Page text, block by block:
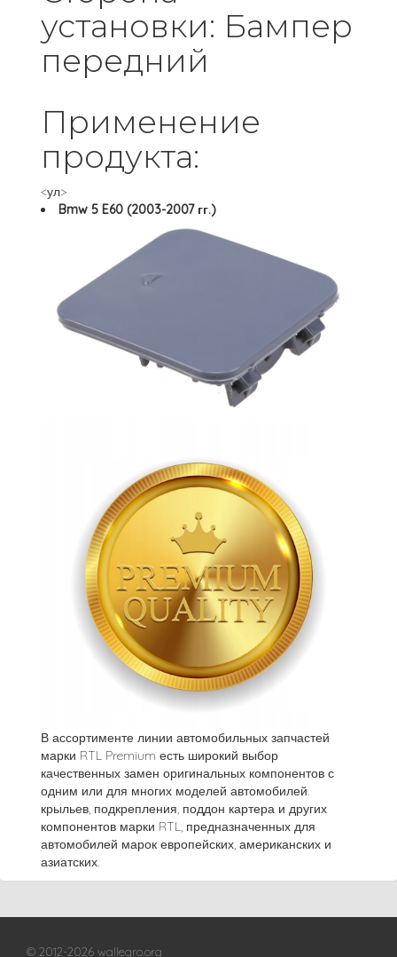
установки: Бампер
передний
Применение
продукта:
<ул>
Bmw 5 E60 (2003-2007 гг.)
В ассортименте линии автомобильных запчастей
марки RTL Premium есть широкий выбор
качественных замен оригинальных компонентов с
одним или для многих моделей автомобилей.
крыльев, подкрепления, поддон картера и других
компонентов марки RTL, предназначенных для
автомобилей марок европейских, американских и
азиатских.
© 2012-2026 wallegro.org